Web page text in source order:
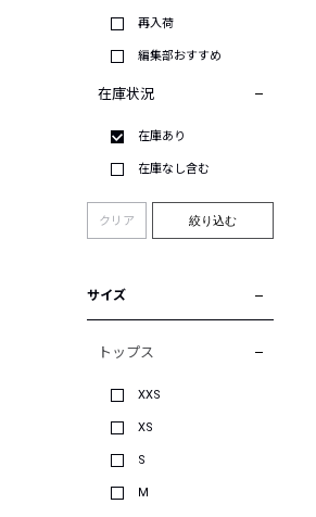
再入荷
編集部おすすめ
在庫状況
在庫あり
在庫なし含む
クリア 絞り込む
サイズ
トップス
XXS
XS
S
M